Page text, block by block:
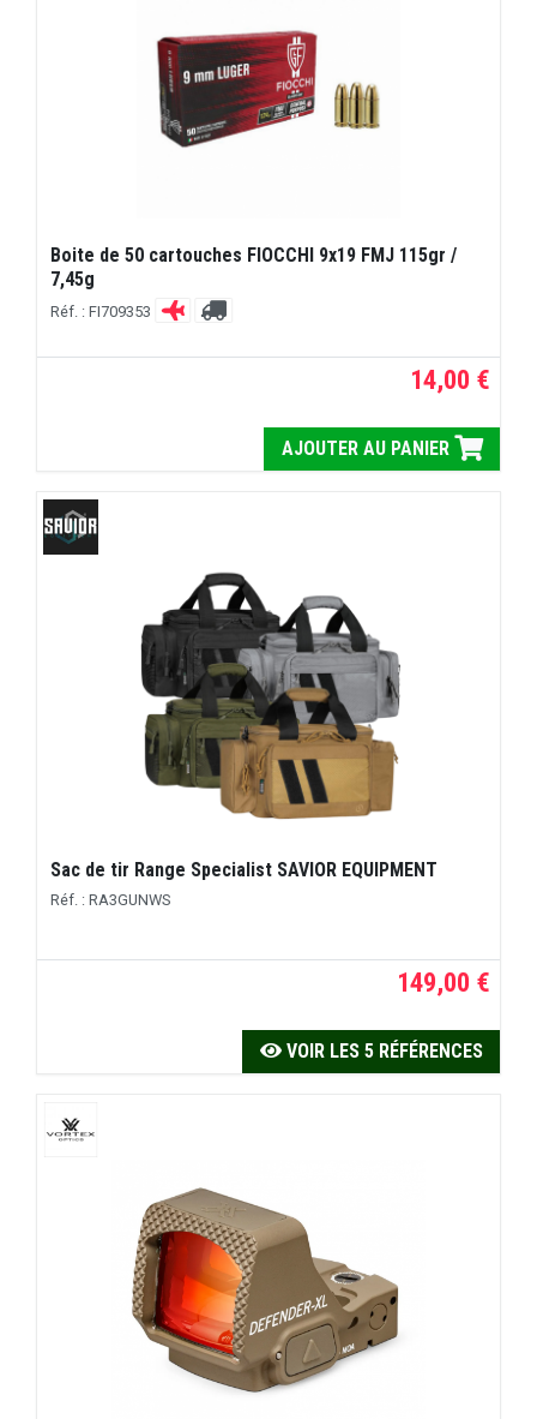
Boite de 50 cartouches FIOCCHI 9x19 FMJ 115gr /
7,45g
Réf. : FI709353
14,00 €
AJOUTER AU PANIER
Sac de tir Range Specialist SAVIOR EQUIPMENT
Réf. : RA3GUNWS
149,00 €
VOIR LES 5 RÉFÉRENCES